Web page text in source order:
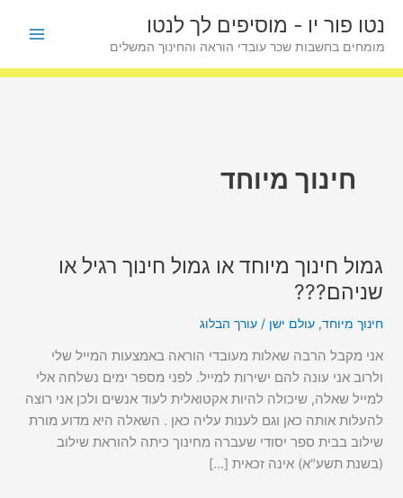
לתוכןנטו פור יו - מוסיפים לך לנטו
מומחים בחשבות שכר עובדי הוראה והחינוך המשלים
ו
ו
ש
א
חינוך מיוחד
גמול חינוך מיוחד או גמול חינוך רגיל או
שניהם???
חינוך מיוחד,עולם ישן /עורך הבלוג
אני מקבל הרבה שאלות מעובדי הוראה באמצעות המייל שלי
ולרוב אני עונה להם ישירות למייל. לפני מספר ימים נשלחה אלי
למייל שאלה, שיכולה להיות אקטואלית לעוד אנשים ולכן אני רוצה
להעלות אותה כאן וגם לענות עליה כאן . השאלה היא מדוע מורת
שילוב בבית ספר יסודי שעברה מחינוך כיתה להוראת שילוב
(בשנת תשע"א) אינה זכאית […]
גמול
חינוך
או
גמול
חינוך
רגיל
או
שניהם???